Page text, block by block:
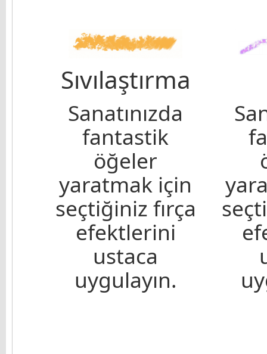
Sıvılaştırma
Sanatınızda
fantastik
öğeler
yaratmak için
seçtiğiniz fırça
efektlerini
ustaca
uygulayın.